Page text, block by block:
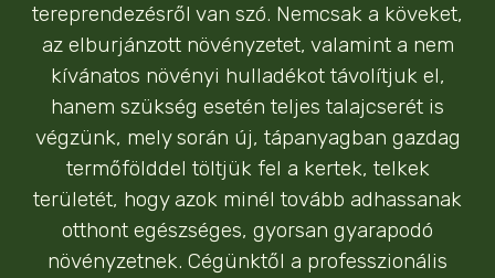
tereprendezésről van szó. Nemcsak a köveket,
az elburjánzott növényzetet, valamint a nem
kívánatos növényi hulladékot távolítjuk el,
hanem szükség esetén teljes talajcserét is
végzünk, mely során új, tápanyagban gazdag
termőfölddel töltjük fel a kertek, telkek
területét, hogy azok minél tovább adhassanak
otthont egészséges, gyorsan gyarapodó
növényzetnek. Cégünktől a professzionális